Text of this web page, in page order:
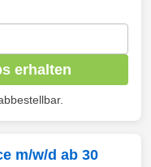
erhalten
m/w/d ab 30